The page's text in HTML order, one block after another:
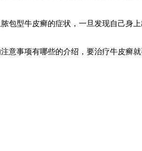
包型牛皮癣的症状，一旦发现自己身
意事项有哪些的介绍，要治疗牛皮癣